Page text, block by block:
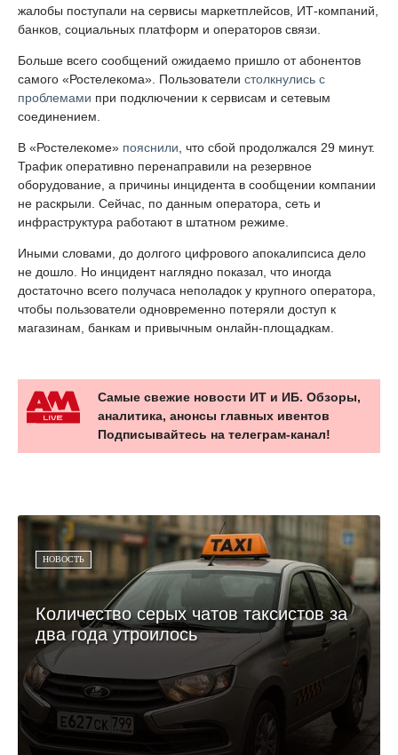
жалобы поступали на сервисы маркетплейсов, ИТ-компаний,
банков, социальных платформ и операторов связи.
Больше всего сообщений ожидаемо пришло от абонентов
самого «Ростелекома». Пользователи столкнулись с
проблемами при подключении к сервисам и сетевым
соединением.
В «Ростелекоме» пояснили , что сбой продолжался 29 минут.
Трафик оперативно перенаправили на резервное
оборудование, а причины инцидента в сообщении компании
не раскрыли. Сейчас, по данным оператора, сеть и
инфраструктура работают в штатном режиме.
Иными словами, до долгого цифрового апокалипсиса дело
не дошло. Но инцидент наглядно показал, что иногда
достаточно всего получаса неполадок у крупного оператора,
чтобы пользователи одновременно потеряли доступ к
магазинам, банкам и привычным онлайн-площадкам.
Самые свежие новости ИТ и ИБ. Обзоры,
аналитика, анонсы главных ивентов
Подписывайтесь на телеграм-канал!
НОВОСТЬ
Количество серых чатов таксистов за
два года утроилось